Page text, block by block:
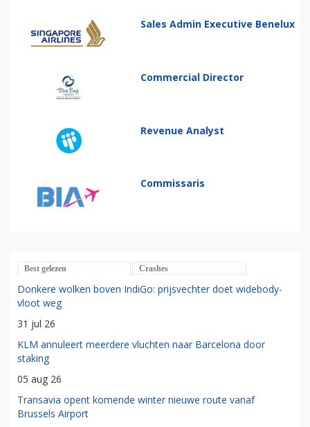
Sales Admin Executive Benelux
Commercial Director
Revenue Analyst
Commissaris
Best gelezen Crashes
Donkere wolken boven IndiGo: prijsvechter doet widebody-
vloot weg
31 jul 26
KLM annuleert meerdere vluchten naar Barcelona door
staking
05 aug 26
Transavia opent komende winter nieuwe route vanaf
Brussels Airport